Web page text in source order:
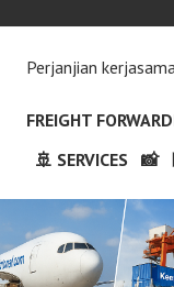
Perjanjian
FREIGHT
🚢 SERVICES
📸